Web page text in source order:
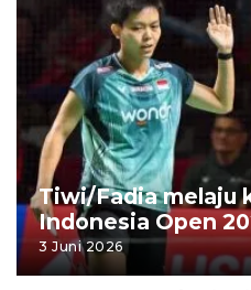
Tiwi/Fadia melaju
Indonesia Open
3 Juni 2026